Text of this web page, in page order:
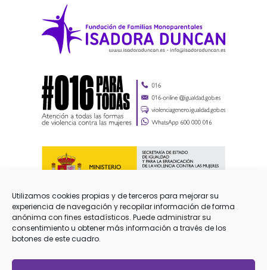
Utilizamos cookies propias y de terceros para mejorar su
experiencia de navegación y recopilar información de forma
anónima con fines estadísticos. Puede administrar su
consentimiento u obtener más información a través de los
botones de este cuadro.
Protección de datos